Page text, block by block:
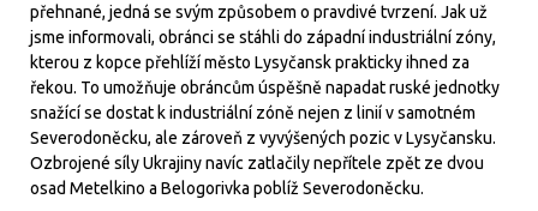
přehnané, jedná se svým způsobem o pravdivé tvrzení. Jak už
jsme informovali, obránci se stáhli do západní industriální zóny,
kterou z kopce přehlíží město Lysyčansk prakticky ihned za
řekou. To umožňuje obráncům úspěšně napadat ruské jednotky
snažící se dostat k industriální zóně nejen z linií v samotném
Severodoněcku, ale zároveň z vyvýšených pozic v Lysyčansku.
Ozbrojené síly Ukrajiny navíc zatlačily nepřítele zpět ze dvou
osad Metelkino a Belogorivka poblíž Severodoněcku.